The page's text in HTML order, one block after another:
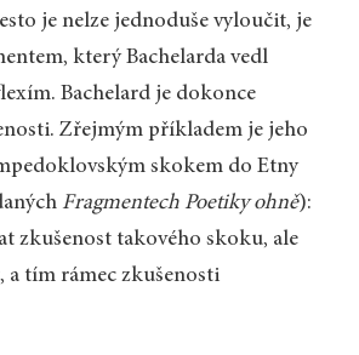
je nelze jednoduše vyloučit, je
který Bachelarda vedl
Bachelard je dokonce
Zřejmým příkladem je jeho
skokem do Etny
Fragmentech Poetiky ohně):
zkušenost takového skoku, ale
a tím rámec zkušenosti